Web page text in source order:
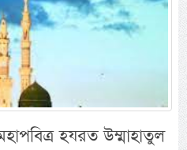
হযরত উম্মাহাতুল